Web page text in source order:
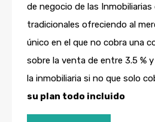
de negocio de las Inmobiliarias
tradicionales ofreciendo al
único en el que no cobra una
sobre la venta de entre 3.5 %
la inmobiliaria si no que solo
su plan todo incluido